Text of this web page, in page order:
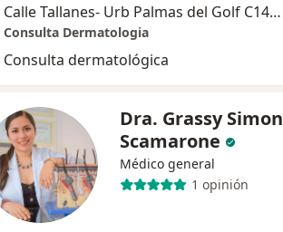
Calle Tallanes- Urb Palmas del Golf C14, Trujillo
Consulta Dermatologia
Consulta dermatológica
Dra. Grassy Simon
Scamarone
Médico general
1 opinión